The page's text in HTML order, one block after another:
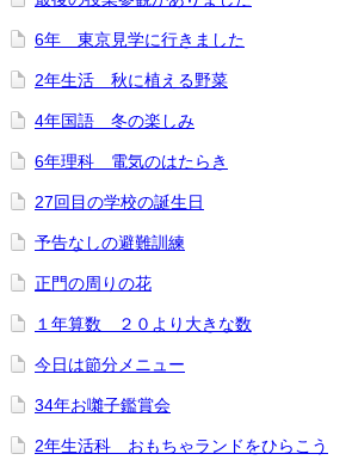
6年 東京見学に行きました
2年生活 秋に植える野菜
4年国語 冬の楽しみ
6年理科 電気のはたらき
27回目の学校の誕生日
予告なしの避難訓練
正門の周りの花
１年算数 ２０より大きな数
今日は節分メニュー
34年お囃子鑑賞会
2年生活科 おもちゃランドをひらこう